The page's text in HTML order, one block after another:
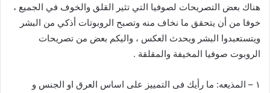
هناك بعض التصريحات لصوفيا التي تثير القلق والخوف في الجميع ،
خوفا من أن يتحقق ما نخاف منه وتصبح الروبوتات أذكي من البشر
ويتستعبدوا البشر ويحدث العكس ، واليكم بعض من تصريحات
الروبوت صوفيا المخيفة والمقلقة .
١ – المذيعه: ما رأيك فى التمييز على اساس العرق او الجنس و